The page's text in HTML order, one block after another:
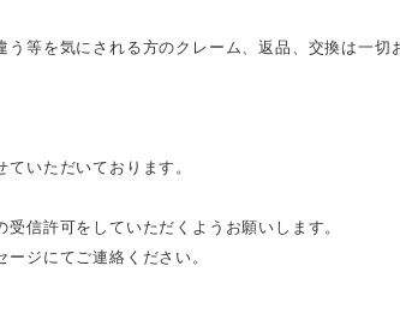
等を気にされる方のクレーム、返品、交換は一切
いただいております。
信許可をしていただくようお願いします。
ジにてご連絡ください。